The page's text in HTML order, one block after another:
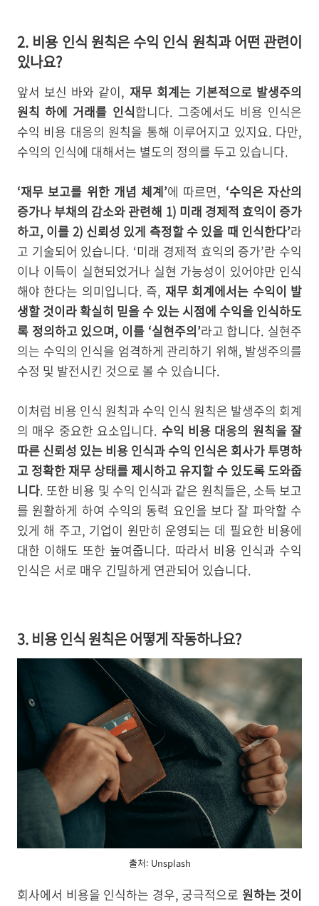
2. 비용 인식 원칙은 수익 인식 원칙과 어떤 관련이
있나요?
앞서 보신 바와 같이, 재무 회계는 기본적으로 발생주의
원칙 하에 거래를 인식합니다. 그중에서도 비용 인식은
수익 비용 대응의 원칙을 통해 이루어지고 있지요. 다만,
수익의 인식에 대해서는 별도의 정의를 두고 있습니다.
‘재무 보고를 위한 개념 체계’에 따르면, ‘수익은 자산의
증가나 부채의 감소와 관련해 1) 미래 경제적 효익이 증가
하고, 이를 2) 신뢰성 있게 측정할 수 있을 때 인식한다’라
고 기술되어 있습니다. ‘미래 경제적 효익의 증가’란 수익
이나 이득이 실현되었거나 실현 가능성이 있어야만 인식
해야 한다는 의미입니다. 즉, 재무 회계에서는 수익이 발
생할 것이라 확실히 믿을 수 있는 시점에 수익을 인식하도
록 정의하고 있으며, 이를 ‘실현주의’라고 합니다. 실현주
의는 수익의 인식을 엄격하게 관리하기 위해, 발생주의를
수정 및 발전시킨 것으로 볼 수 있습니다.
이처럼 비용 인식 원칙과 수익 인식 원칙은 발생주의 회계
의 매우 중요한 요소입니다. 수익 비용 대응의 원칙을 잘
따른 신뢰성 있는 비용 인식과 수익 인식은 회사가 투명하
고 정확한 재무 상태를 제시하고 유지할 수 있도록 도와줍
니다. 또한 비용 및 수익 인식과 같은 원칙들은, 소득 보고
를 원활하게 하여 수익의 동력 요인을 보다 잘 파악할 수
있게 해 주고, 기업이 원만히 운영되는 데 필요한 비용에
대한 이해도 또한 높여줍니다. 따라서 비용 인식과 수익
인식은 서로 매우 긴밀하게 연관되어 있습니다.
3. 비용 인식 원칙은 어떻게 작동하나요?
출처: Unsplash
회사에서 비용을 인식하는 경우, 궁극적으로 원하는 것이